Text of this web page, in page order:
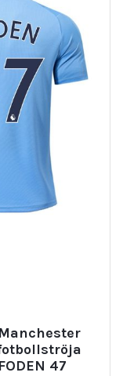
47